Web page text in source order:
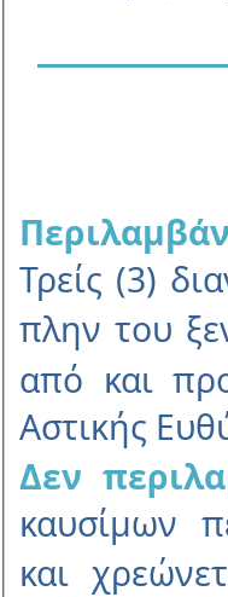
Τρείς (3)
πλην του
από και
Αστικής
Δεν
καυσίμων
και